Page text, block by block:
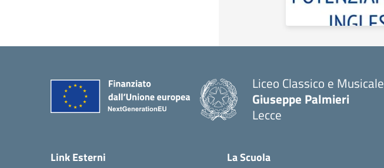
Liceo Classico e Musicale
Giuseppe Palmieri
Lecce
Link Esterni La Scuola